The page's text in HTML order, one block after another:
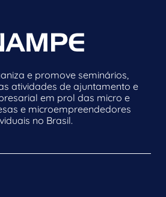
e promove seminários,
atividades de ajuntamento e
em prol das micro e
e microempreendedores
no Brasil.